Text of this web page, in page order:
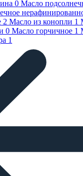
0 Масло
2 Масло из конопли 1
0 Масло горчичное 1
1